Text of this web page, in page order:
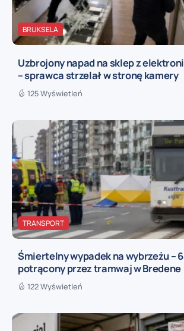
BRUKSELA
Uzbrojony napad na sklep z
– sprawca strzelał w stronę kamery
125 Wyświetleń
TRANSPORT
Śmiertelny wypadek na wybrzeżu –
potrącony przez tramwaj w Bredene
122 Wyświetleń